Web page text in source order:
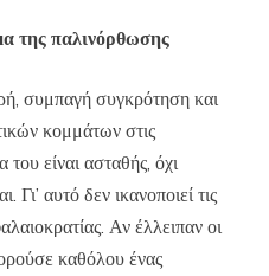
της παλινόρθωσης
συμπαγή συγκρότηση και
κομμάτων στις
είναι ασταθής, όχι
αυτό δεν ικανοποιεί τις
Αν έλλειπαν οι
καθόλου ένας